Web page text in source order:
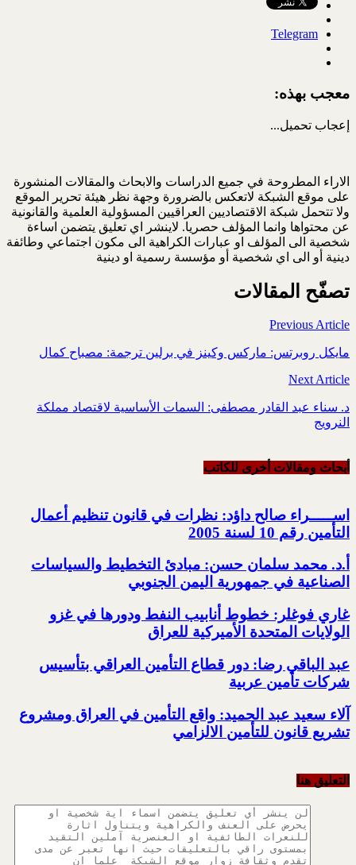
Telegram
معجب بهذه:
إعجاب تحميل...
الاراء المطروحة في جميع الدراسات والابحاث والمقالات المنشورة
على موقع الشبكة لاتعكس بالضرورة وجهة نظر هيئة تحرير الموقع
ولا تتحمل شبكة الاقتصاديين العراقيين المسؤولية العلمية والقانونية
عن محتواها وانما المؤلف حصريا. لاينشر اي تعليق يتضمن اساءة
شخصية الى المؤلف او عبارات الكراهية الى مكون اجتماعي وطائفة
دينية أو الى اي شخصية أو مؤسسة رسمية او دينية
تصفّح المقالات
Previous Article
مايكل روبرتس: ماركس وكينز في برلين ترجمة: مصباح كمال
Next Article
د. سناء عبد القادر مصطفى: السمات الأساسية لاقتصاد مملكة
النرويج
أبحاث ومقالات أخرى للکاتب
اســـــراء صالح داؤد: نظرات في قانون تنظيم أعمال
التأمين رقم 10 لسنة 2005
أ.د. محمد سلمان حسن: مبادئ التخطيط والسياسات
الصناعية في جمهورية اليمن الجنوبي
غاري فوغلر: خطوط أنابيب النفط ودورها في غزو
الولايات المتحدة الأميركية للعراق
عبد الباقي رضا: دور قطاع التأمين العراقي بتأسيس
شركات تأمين عربية
آلاء سعيد عبد الحميد: واقع التأمين في العراق ومشروع
تشريع قانون للتأمين الالزامي
التعليق هنا